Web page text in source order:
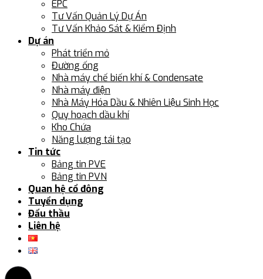
EPC
Tư Vấn Quản Lý Dự Án
Tư Vấn Khảo Sát & Kiểm Định
Dự án
Phát triển mỏ
Đường ống
Nhà máy chế biến khí & Condensate
Nhà máy điện
Nhà Máy Hóa Dầu & Nhiên Liệu Sinh Học
Quy hoạch dầu khí
Kho Chứa
Năng lượng tái tạo
Tin tức
Bảng tin PVE
Bảng tin PVN
Quan hệ cổ đông
Tuyển dụng
Đấu thầu
Liên hệ